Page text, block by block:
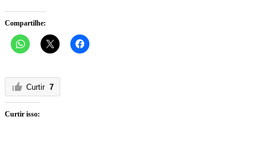
Compartilhe:
Curtir 7
Curtir isso: